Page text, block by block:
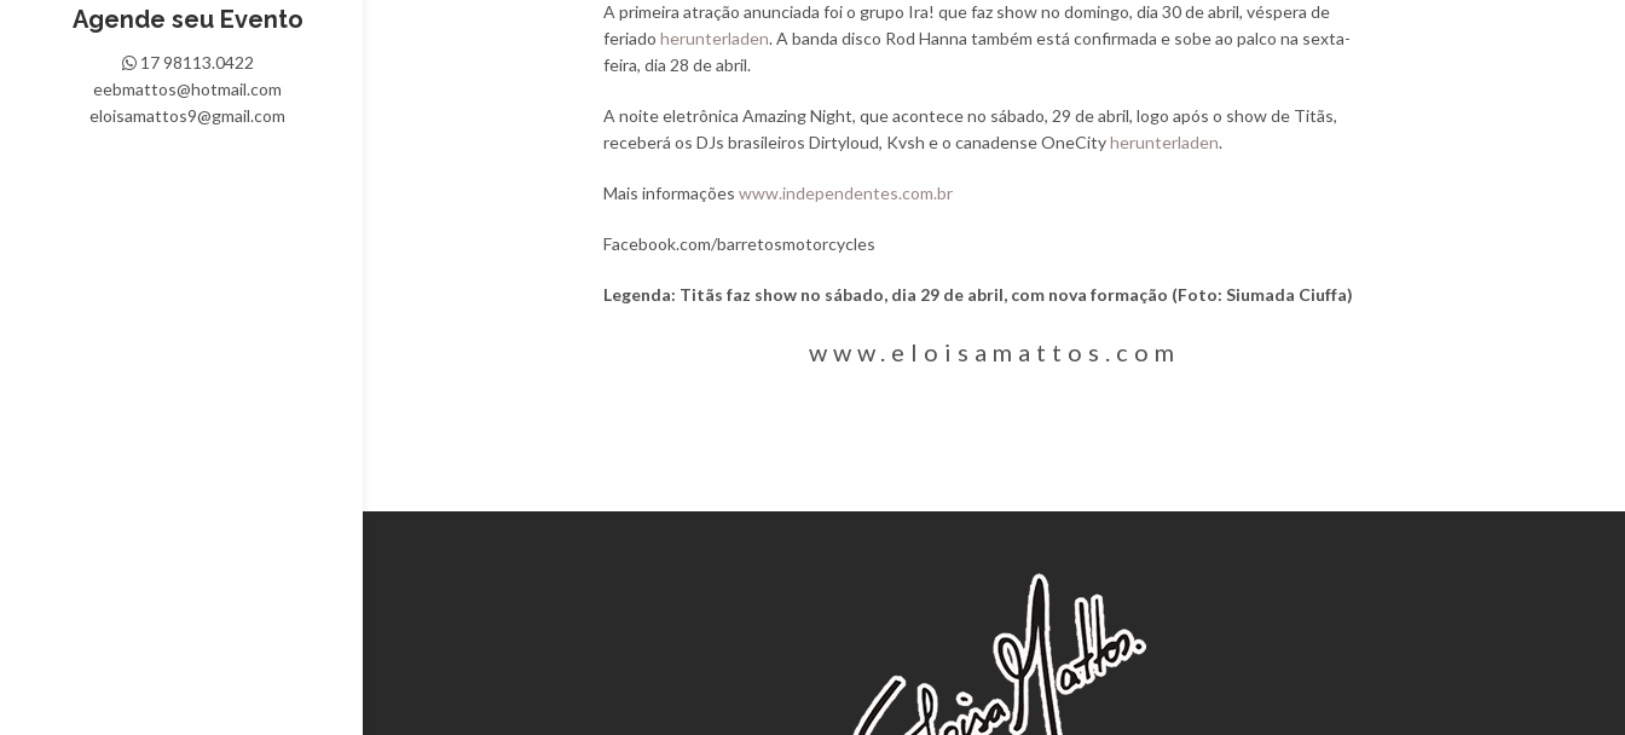
Agende seu Evento
17 98113.0422
eebmattos@hotmail.com
eloisamattos9@gmail.com
A primeira atração anunciada foi o grupo Ira! que faz show no domingo, dia 30 de abril, véspera de
feriado herunterladen. A banda disco Rod Hanna também está confirmada e sobe ao palco na sexta-
feira, dia 28 de abril.
A noite eletrônica Amazing Night, que acontece no sábado, 29 de abril, logo após o show de Titãs,
receberá os DJs brasileiros Dirtyloud, Kvsh e o canadense OneCityherunterladen.
Mais informações www.independentes.com.br
Facebook.com/barretosmotorcycles
Legenda: Titãs faz show no sábado, dia 29 de abril, com nova formação (Foto: Siumada Ciuffa)
www.eloisamattos.com